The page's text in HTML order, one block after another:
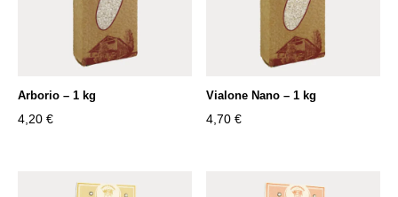
Arborio – 1 kg
4,20 €
Vialone Nano – 1 kg
4,70€